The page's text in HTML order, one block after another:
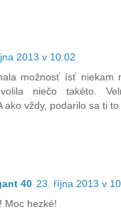
2013 v 10:02
možnosť ísť niekam
niečo takéto.
ako vždy, podarilo sa ti
40 23. října 2013 v
Moc hezké!